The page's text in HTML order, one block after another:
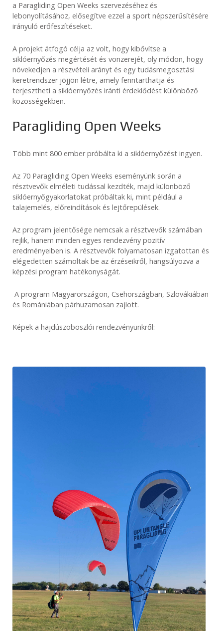
a Paragliding Open Weeks szervezéséhez és
lebonyolításához, elősegítve ezzel a sport népszerűsítésére
irányuló erőfeszítéseket.
A projekt átfogó célja az volt, hogy kibővítse a
siklóernyőzés megértését és vonzerejét, oly módon, hogy
növekedjen a részvételi arányt és egy tudásmegosztási
keretrendszer jöjjön létre, amely fenntarthatja és
terjesztheti a siklóernyőzés iránti érdeklődést különböző
közösségekben.
Paragliding Open Weeks
Több mint 800 ember próbálta ki a siklóernyőzést ingyen.
Az 70 Paragliding Open Weeks eseményünk során a
résztvevők elméleti tudással kezdték, majd különböző
siklóernyőgyakorlatokat próbáltak ki, mint például a
talajemelés, előreindítások és lejtőrepülések.
Az program jelentősége nemcsak a résztvevők számában
rejlik, hanem minden egyes rendezvény pozitív
eredményeiben is. A résztvevők folyamatosan izgatottan és
elégedetten számoltak be az érzéseikről, hangsúlyozva a
képzési program hatékonyságát.
A program Magyarországon, Csehországban, Szlovákiában
és Romániában párhuzamosan zajlott.
Képek a hajdúszoboszlói rendezvényünkről: